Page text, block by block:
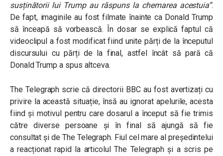
susținătorii lui Trump au răspuns la chemarea acestuia”.
De fapt, imaginile au fost filmate înainte ca Donald Trump
să înceapă să vorbească. În dosar se explică faptul că
videoclipul a fost modificat fiind unite părți de la începutul
discursului cu părți de la final, astfel încât să pară că
Donald Trump a spus altceva.
The Telegraph scrie că directorii BBC au fost avertizați cu
privire la această situație, însă au ignorat apelurile, acesta
fiind și motivul pentru care dosarul a început să fie trimis
către diverse persoane și în final să ajungă să fie
consultat și de The Telegraph. Fiul cel mare al președintelui
a reacționat rapid la articolul The Telegraph și a scris pe